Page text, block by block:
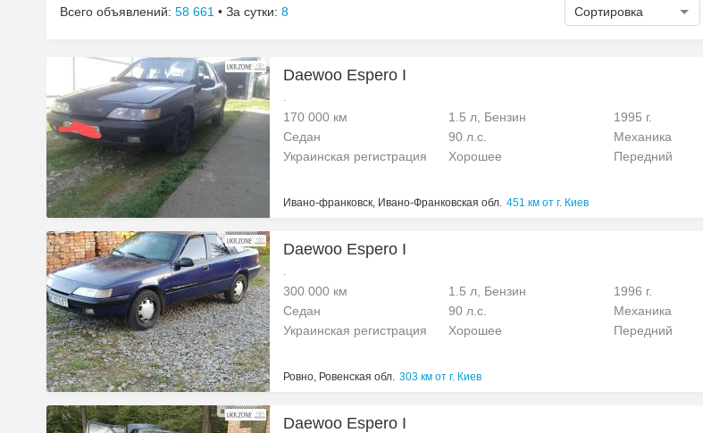
Всего объявлений: 58 661 • За сутки: 8 Сортировка
Daewoo Espero I
.
170 000 км 1.5 л, Бензин
1995 г.
Седан
90 л.с.
Механика
Украинская регистрация
Хорошее Передний
Ивано-франковск, Ивано-Франковская обл. 451 км от г. Киев
Daewoo Espero I
.
300 000 км 1.5 л, Бензин
1996 г.
Седан
90 л.с.
Механика
Украинская регистрация
Хорошее Передний
Ровно, Ровенская обл. 303 км от г. Киев
Daewoo Espero I